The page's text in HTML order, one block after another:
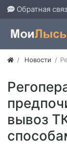
Обратная
Новости
вывоз